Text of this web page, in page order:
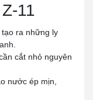
11
ra những ly
cắt nhỏ nguyên
nước ép mịn,